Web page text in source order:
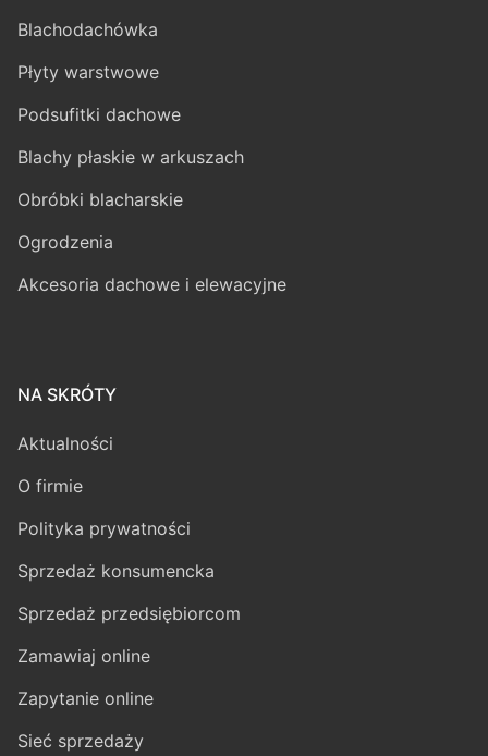
Blachodachówka
Płyty warstwowe
Podsufitki dachowe
Blachy płaskie w arkuszach
Obróbki blacharskie
Ogrodzenia
Akcesoria dachowe i elewacyjne
NA SKRÓTY
Aktualności
O firmie
Polityka prywatności
Sprzedaż konsumencka
Sprzedaż przedsiębiorcom
Zamawiaj online
Zapytanie online
Sieć sprzedaży